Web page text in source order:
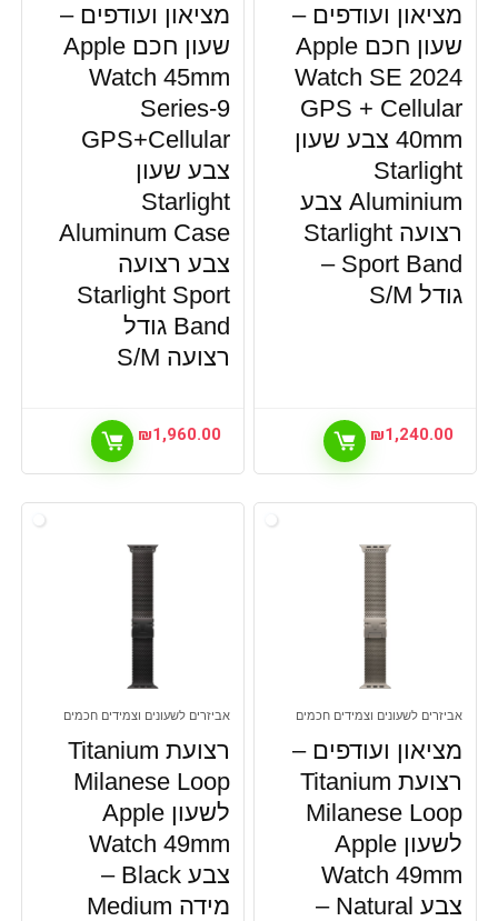
מציאון ועודפים –
שעון חכם Apple
Watch SE 2024
GPS + Cellular
40mm צבע שעון
Starlight
Aluminium צבע
רצועה Starlight
Sport Band –
גודל S/M
₪1,240.00
מציאון ועודפים –
שעון חכם Apple
Watch 45mm
Series-9
GPS+Cellular
צבע שעון
Starlight
Aluminum Case
צבע רצועה
Starlight Sport
Band גודל
רצועה S/M
₪1,960.00
אביזרים לשעונים וצמידים חכמים
מציאון ועודפים –
רצועת Titanium
Milanese Loop
לשעון Apple
Watch 49mm
צבע Natural –
אביזרים לשעונים וצמידים חכמים
רצועת Titanium
Milanese Loop
לשעון Apple
Watch 49mm
צבע Black –
מידה Medium